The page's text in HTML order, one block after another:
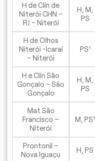
H de Clín de
Niterói CHN –
RJ – Niterói
H, M,
PS
H de Olhos
Niterói -Icaraí
– Niterói
PS¹
H e Clín São
Gonçalo – São
Gonçalo
H, M,
PS
Mat São
Francisco –
Niterói
M, PS¹
Prontonil –
Nova Iguaçu
H, PS